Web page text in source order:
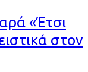
«Έτσι
στον